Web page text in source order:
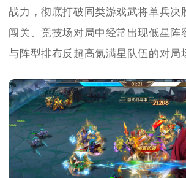
战力，彻底打破同类游戏武将单兵决
闯关、竞技场对局中经常出现低星阵
与阵型排布反超高氪满星队伍的对局